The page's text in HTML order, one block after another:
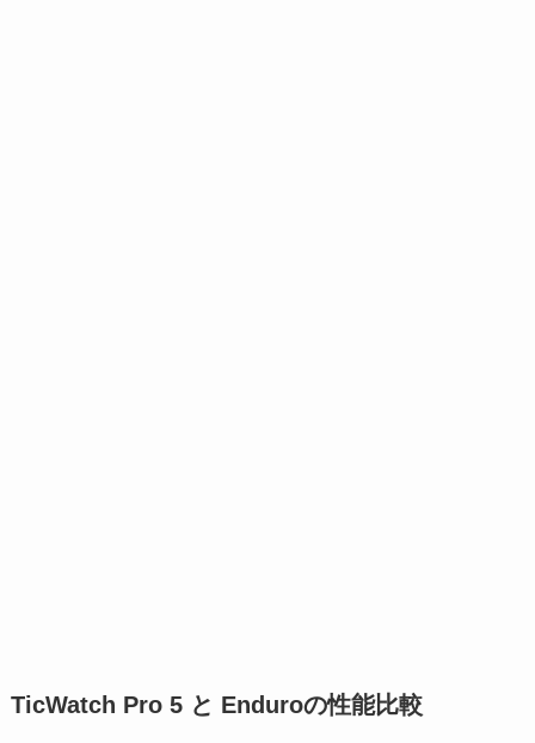
TicWatch Pro 5 と Enduroの性能比較